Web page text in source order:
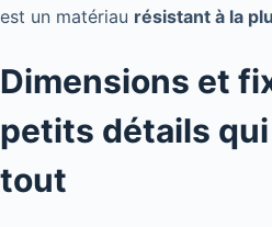
est un matériau résistant à la
Dimensions et
petits détails
tout